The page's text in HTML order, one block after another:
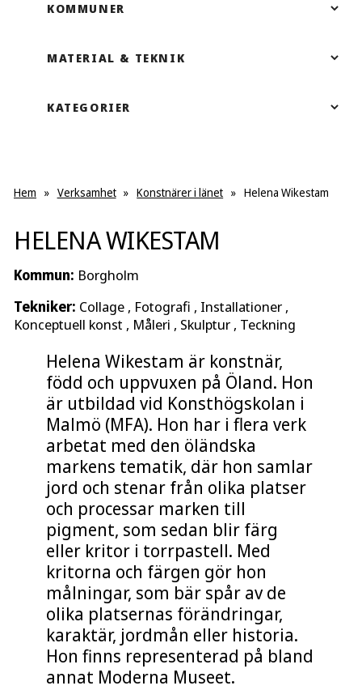
Hem » Verksamhet » Konstnärer i länet » Helena Wikestam
HELENA WIKESTAM
Kommun: Borgholm
Tekniker: Collage , Fotografi , Installationer ,
Konceptuell konst , Måleri , Skulptur , Teckning
Helena Wikestam är konstnär,
född och uppvuxen på Öland. Hon
är utbildad vid Konsthögskolan i
Malmö (MFA). Hon har i flera verk
arbetat med den öländska
markens tematik, där hon samlar
jord och stenar från olika platser
och processar marken till
pigment, som sedan blir färg
eller kritor i torrpastell. Med
kritorna och färgen gör hon
målningar, som bär spår av de
olika platsernas förändringar,
karaktär, jordmån eller historia.
Hon finns representerad på bland
annat Moderna Museet.